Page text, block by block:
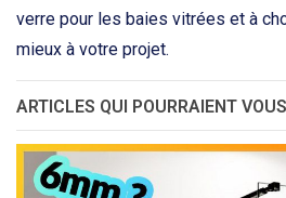
verre pour les baies vitrées et à
mieux à votre projet.
ARTICLES QUI POURRAIENT